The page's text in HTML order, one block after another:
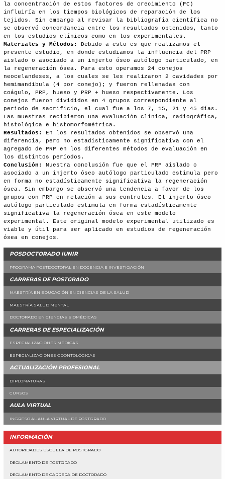
POSDOCTORADO IUNIR
PROGRAMA POSTDOCTORAL EN DOCENCIA E INVESTIGACIÓN
CARRERAS DE POSTGRADO
MAESTRÍA EN EDUCACIÓN EN CIENCIAS DE LA SALUD
MAESTRÍA SALUD MENTAL
DOCTORADO EN CIENCIAS BIOMÉDICAS
CARRERAS DE ESPECIALIZACIÓN
ESPECIALIZACIONES MÉDICAS
ESPECIALIZACIONES ODONTOLÓGICAS
ACTUALIZACIÓN PROFESIONAL
DIPLOMATURAS
CURSOS
AULA VIRTUAL
INGRESO AL AULA VIRTUAL DE POSTGRADO
INFORMACIÓN
AUTORIDADES ESCUELA DE POSTGRADO
REGLAMENTO DE POSTGRADO
REGLAMENTO DE CARRERA DE DOCTORADO
la concentración de estos factores de crecimiento (FC)
influiría en los tiempos biológicos de reparación de los
tejidos. Sin embargo al revisar la bibliografía científica no
se observó concordancia entre los resultados obtenidos, tanto
en los estudios clínicos como en los experimentales.
Materiales y Métodos:
Debido a esto es que realizamos el
presente estudio, en donde estudiamos la influencia del PRP
aislado o asociado a un injerto óseo autólogo particulado, en
la regeneración ósea. Para esto operamos 24 conejos
neocelandeses, a los cuales se les realizaron 2 cavidades por
hemimandibula (4 por conejo); y fueron rellenadas con
coágulo, PRP, hueso y PRP + hueso respectivamente. Los
conejos fueron divididos en 4 grupos correspondiente al
periodo de sacrificio, el cual fue a los 7, 15, 21 y 45 días.
Las muestras recibieron una evaluación clínica, radiográfica,
histológica e histomorfométrica.
Resultados:
En los resultados obtenidos se observó una
diferencia, pero no estadísticamente significativa con el
agregado de PRP en los diferentes métodos de evaluación en
los distintos períodos.
Conclusión:
Nuestra conclusión fue que el PRP aislado o
asociado a un injerto óseo autólogo particulado estimula pero
en forma no estadísticamente significativa la regeneración
ósea. Sin embargo se observó una tendencia a favor de los
grupos con PRP en relación a sus controles. El injerto óseo
autólogo particulado estimula en forma estadísticamente
significativa la regeneración ósea en este modelo
experimental. Este original modelo experimental utilizado es
viable y útil para ser aplicado en estudios de regeneración
ósea en conejos.